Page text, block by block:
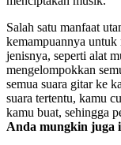
Salah satu manfaat
kemampuannya untuk
jenisnya, seperti alat
mengelompokkan
semua suara gitar ke
suara tertentu, kamu
kamu buat, sehingga
Anda mungkin juga